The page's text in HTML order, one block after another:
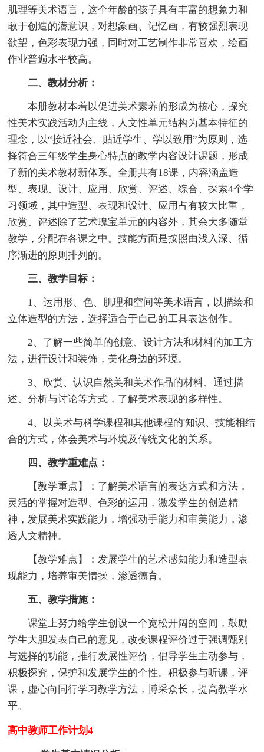
肌理等美术语言，这个年龄的孩子具有丰富的想象力和
敢于创造的潜意识，对想象画、记忆画，有较强烈表现
欲望，色彩表现力强，同时对工艺制作非常喜欢，绘画
作业普遍水平较高。
二、教材分析：
本册教材本着以促进美术素养的形成为核心，探究
性美术实践活动为主线，人文性单元结构为基本特征的
理念，以“接近社会、贴近学生、学以致用”为原则，选
择符合三年级学生身心特点的教学内容设计课题，形成
了新的美术教材新体系。全册共有18课，内容涵盖造
型、表现、设计、应用、欣赏、评述、综合、探索4个学
习领域，其中造型、表现和设计、应用占有较大比重，
欣赏、评述除了艺术瑰宝单元的内容外，其余大多随堂
教学，分配在各课之中。技能方面是按照由浅入深、循
序渐进的原则排列的。
三、教学目标：
1、运用形、色、肌理和空间等美术语言，以描绘和
立体造型的方法，选择适合于自己的工具表达创作。
2、了解一些简单的创意、设计方法和材料的加工方
法，进行设计和装饰，美化身边的环境。
3、欣赏、认识自然美和美术作品的材料、通过描
述、分析与讨论等方式，了解美术表现的多样性。
4、以美术与科学课程和其他课程的'知识、技能相结
合的方式，体会美术与环境及传统文化的关系。
四、教学重难点：
【教学重点】：了解美术语言的表达方式和方法，
灵活的掌握对造型、色彩的运用，激发学生的创造精
神，发展美术实践能力，增强动手能力和审美能力，渗
透人文精神。
【教学难点】：发展学生的艺术感知能力和造型表
现能力，培养审美情操，渗透德育。
五、教学措施：
课堂上努力给学生创设一个宽松开阔的空间，鼓励
学生大胆发表自己的意见，改变课程评价过于强调甄别
与选择的功能，推行发展性评价，倡导学生主动参与，
积极探究，保护和发展学生的个性。积极参与听课，评
课，虚心向同行学习教学方法，博采众长，提高教学水
平。
高中教师工作计划4